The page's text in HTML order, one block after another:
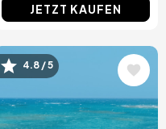
JETZT KAUFEN
Bild4.8 / 5